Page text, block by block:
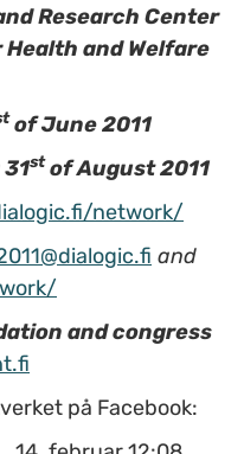
Research Center
and Welfare
of June 2011
stof August 2011
network/
and
and congress
på Facebook: